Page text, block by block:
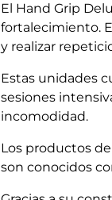
El Hand Grip
fortalecimiento.
y realizar
Estas unidades
sesiones
incomodidad.
Los productos
son conocidos